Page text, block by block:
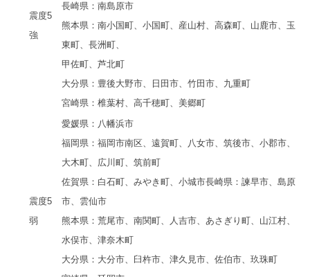
震度5
強
長崎県：南島原市
熊本県：南小国町、小国町、産山村、高森町、山鹿市、玉
東町、長洲町、
甲佐町、芦北町
大分県：豊後大野市、日田市、竹田市、九重町
宮崎県：椎葉村、高千穂町、美郷町
震度5
弱
愛媛県：八幡浜市
福岡県：福岡市南区、遠賀町、八女市、筑後市、小郡市、
大木町、 広川町、筑前町
佐賀県：白石町、みやき町、小城市長崎県：諫早市、島原
市、雲仙市
熊本県：荒尾市、南関町、人吉市、あさぎり町、山江村、
水俣市、津奈木町
大分県：大分市、臼杵市、津久見市、佐伯市、玖珠町